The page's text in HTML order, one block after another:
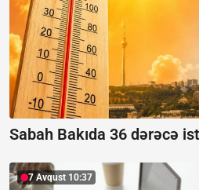
Sabah Bakıda 36 dərəcə
7 Avqust 10:37